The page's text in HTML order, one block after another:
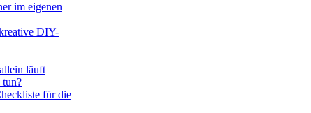
im eigenen
DIY-
läuft
tun?
für die